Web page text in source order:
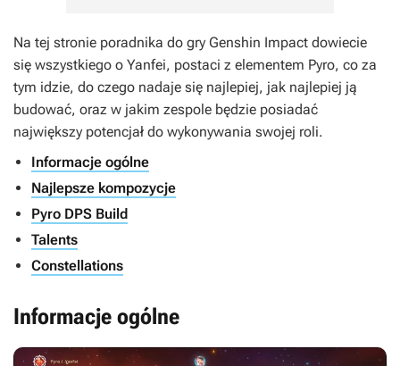
Na tej stronie poradnika do gry Genshin Impact dowiecie
się wszystkiego o Yanfei, postaci z elementem Pyro, co za
tym idzie, do czego nadaje się najlepiej, jak najlepiej ją
budować, oraz w jakim zespole będzie posiadać
największy potencjał do wykonywania swojej roli.
Informacje ogólne
Najlepsze kompozycje
Pyro DPS Build
Talents
Constellations
Informacje ogólne